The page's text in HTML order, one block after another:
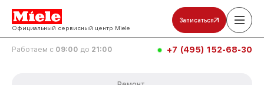
Официальный сервисный центр Miele
Записаться
Работаем с 09:00 до 21:00 +7 (495) 152-68-30